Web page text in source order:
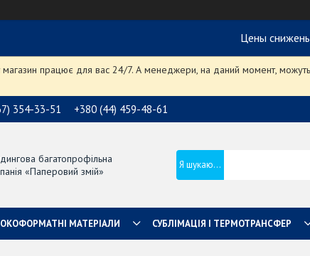
Цены
працює для вас 24/7. А менеджери, на даний момент,
354-33-51 +380 (44) 459-48-61
багатопрофільна
«Паперовий змій»
МАТЕРІАЛИ СУБЛІМАЦІЯ І ТЕРМОТРАНСФЕР